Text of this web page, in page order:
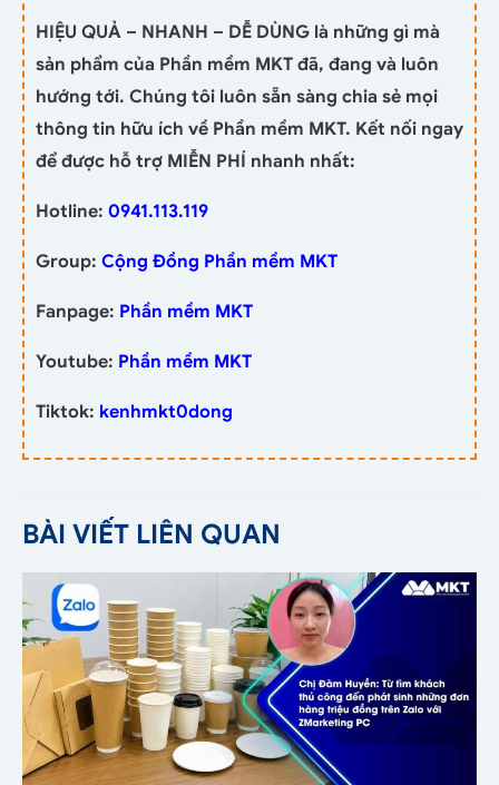
HIỆU QUẢ – NHANH – DỄ DÙNG là những gì mà
sản phẩm của Phần mềm MKT đã, đang và luôn
hướng tới. Chúng tôi luôn sẵn sàng chia sẻ mọi
thông tin hữu ích về Phần mềm MKT. Kết nối ngay
để được hỗ trợ MIỄN PHÍ nhanh nhất:
Hotline: 0941.113.119
Group: Cộng Đồng Phần mềm MKT
Fanpage: Phần mềm MKT
Youtube: Phần mềm MKT
Tiktok: kenhmkt0dong
BÀI VIẾT LIÊN QUAN